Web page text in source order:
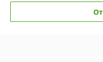
Сайт создан на